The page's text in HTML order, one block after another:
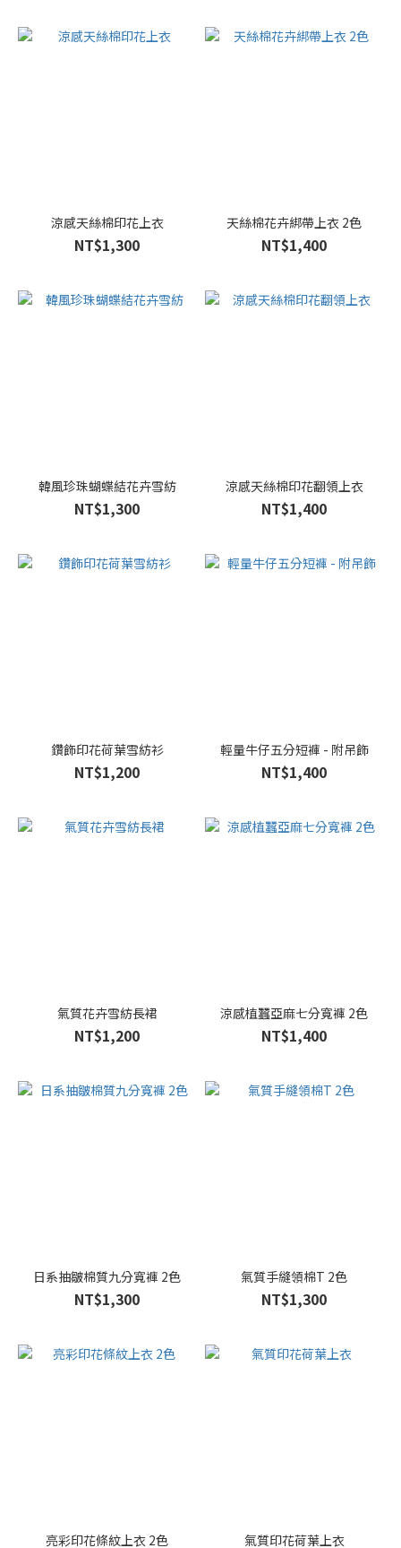
涼感天絲棉印花上衣
NT$1,300
天絲棉花卉綁帶上衣 2色
NT$1,400
韓風珍珠蝴蝶結花卉雪紡
NT$1,300
涼感天絲棉印花翻領上衣
NT$1,400
鑽飾印花荷葉雪紡衫
NT$1,200
輕量牛仔五分短褲 - 附吊飾
NT$1,400
氣質花卉雪紡長裙
NT$1,200
涼感植蠶亞麻七分寬褲 2色
NT$1,400
日系抽皺棉質九分寬褲 2色
NT$1,300
氣質手縫領棉T 2色
NT$1,300
亮彩印花條紋上衣 2色 氣質印花荷葉上衣